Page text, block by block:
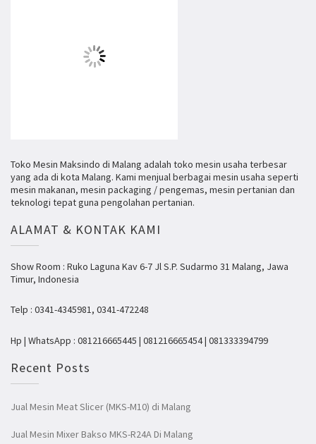
Toko Mesin Maksindo di Malang adalah toko mesin usaha terbesar
yang ada di kota Malang. Kami menjual berbagai mesin usaha seperti
mesin makanan, mesin packaging / pengemas, mesin pertanian dan
teknologi tepat guna pengolahan pertanian.
ALAMAT & KONTAK KAMI
Show Room : Ruko Laguna Kav 6-7 Jl S.P. Sudarmo 31 Malang, Jawa
Timur, Indonesia
Telp : 0341-4345981, 0341-472248
Hp | WhatsApp : 081216665445 | 081216665454 | 081333394799
Recent Posts
Jual Mesin Meat Slicer (MKS-M10) di Malang
Jual Mesin Mixer Bakso MKS-R24A Di Malang